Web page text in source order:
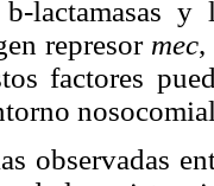
lactamasas
represor mec,
factores
observadas